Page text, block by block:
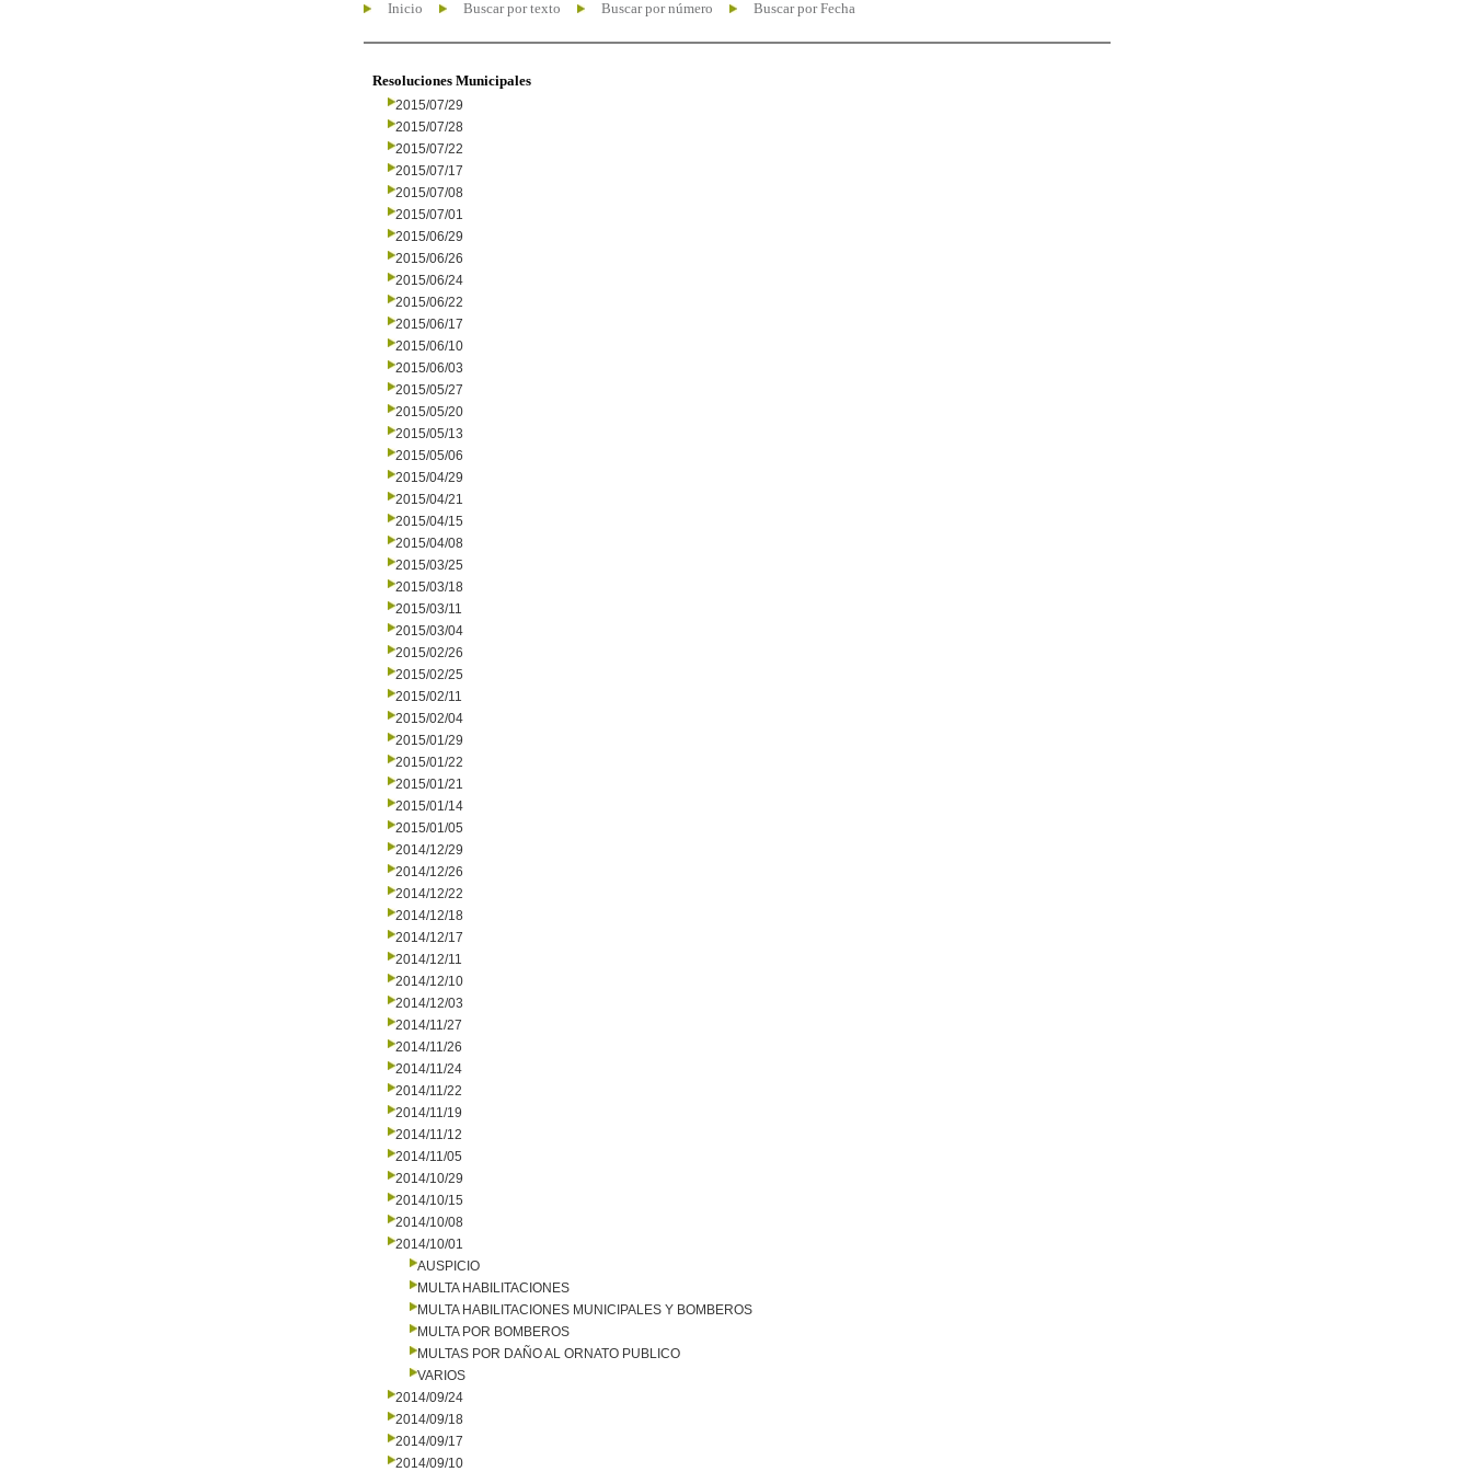
Inicio Buscar por texto Buscar por número Buscar por Fecha
Resoluciones Municipales
2015/07/29
2015/07/28
2015/07/22
2015/07/17
2015/07/08
2015/07/01
2015/06/29
2015/06/26
2015/06/24
2015/06/22
2015/06/17
2015/06/10
2015/06/03
2015/05/27
2015/05/20
2015/05/13
2015/05/06
2015/04/29
2015/04/21
2015/04/15
2015/04/08
2015/03/25
2015/03/18
2015/03/11
2015/03/04
2015/02/26
2015/02/25
2015/02/11
2015/02/04
2015/01/29
2015/01/22
2015/01/21
2015/01/14
2015/01/05
2014/12/29
2014/12/26
2014/12/22
2014/12/18
2014/12/17
2014/12/11
2014/12/10
2014/12/03
2014/11/27
2014/11/26
2014/11/24
2014/11/22
2014/11/19
2014/11/12
2014/11/05
2014/10/29
2014/10/15
2014/10/08
2014/10/01
AUSPICIO
MULTA HABILITACIONES
MULTA HABILITACIONES MUNICIPALES Y BOMBEROS
MULTA POR BOMBEROS
MULTAS POR DAÑO AL ORNATO PUBLICO
VARIOS
2014/09/24
2014/09/18
2014/09/17
2014/09/10